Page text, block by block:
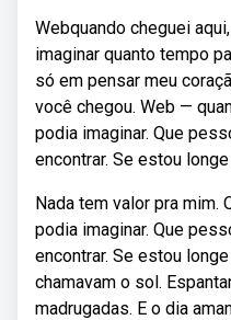
Webquando cheguei
imaginar quanto tempo
só em pensar meu
você chegou. Web —
podia imaginar. Que
encontrar. Se estou
Nada tem valor pra mim.
podia imaginar. Que
encontrar. Se estou
chamavam o sol.
madrugadas. E o dia